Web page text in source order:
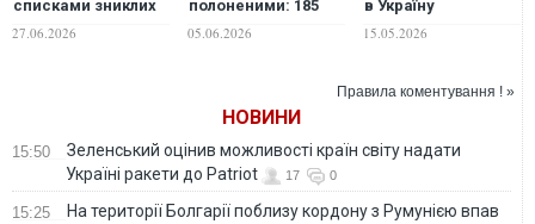
списками зниклих
безвісти
військових, -
27.06.2026
полоненими: 185
українських
захисників та один
05.06.2026
в Україну
повернулися з
російського полону
15.05.2026
Правила коментування ! »
НОВИНИ
15:50
Зеленський оцінив можливості країн світу надати
Україні ракети до Patriot
17 0
15:25
На території Болгарії поблизу кордону з Румунією впав